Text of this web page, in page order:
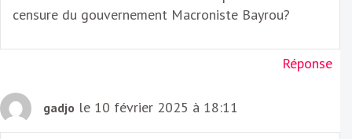
censure du gouvernement Macroniste Bayrou?
Réponse
gadjo le 10 février 2025 à 18:11